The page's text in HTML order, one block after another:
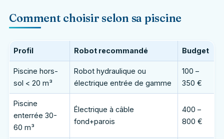
Comment choisir selon sa piscine
Profil Robot recommandé Budget
Piscine hors-
sol < 20 m³
Robot hydraulique ou
électrique entrée de gamme
100 –
350 €
Piscine
enterrée 30-
60 m³
Électrique à câble
fond+parois
400 –
800 €